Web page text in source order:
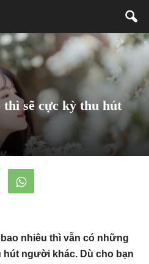
thì sẽ cực kỳ thu hút
nhiêu thì vẫn có những
hút người khác. Dù cho bạn